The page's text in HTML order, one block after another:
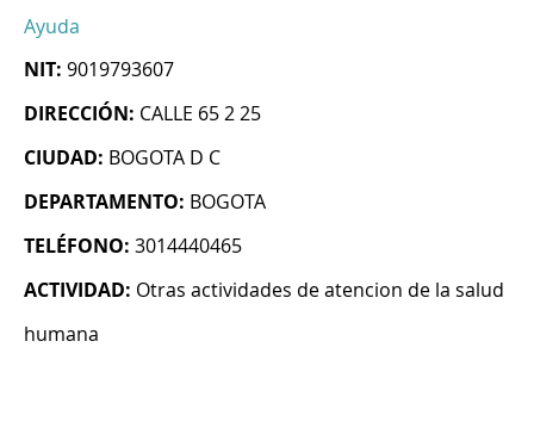
Ayuda
NIT: 9019793607
DIRECCIÓN: CALLE 65 2 25
CIUDAD: BOGOTA D C
DEPARTAMENTO: BOGOTA
TELÉFONO: 3014440465
ACTIVIDAD: Otras actividades de atencion de la salud
humana